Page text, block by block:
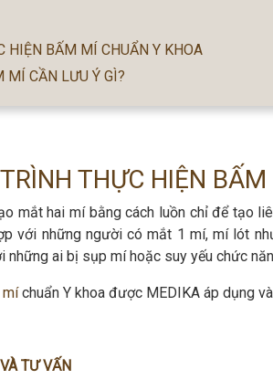
HIỆN BẤM MÍ CHUẨN Y KHOA
CẦN LƯU Ý GÌ?
THỰC HIỆN
mắt hai mí bằng cách luồn chỉ để tạo
với những người có mắt 1 mí, mí lót
những ai bị sụp mí hoặc suy yếu chức
míchuẩn Y khoa được MEDIKA áp dụng
TƯ VẤN